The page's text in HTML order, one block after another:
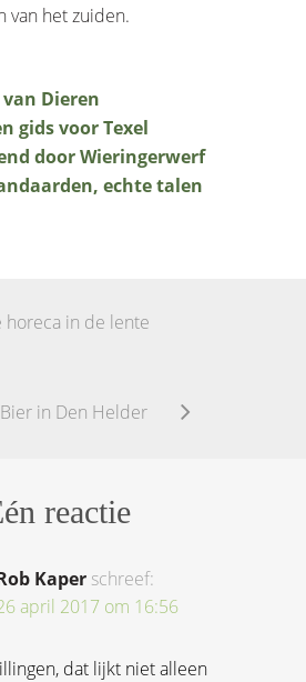
van het zuiden.
Dieren
gids voor Texel
door Wieringerwerf
echte talen
horeca in de lente
Bier in Den Helder
reactie
Kaper schreef:
april 2017 om 16:56
dat lijkt niet alleen